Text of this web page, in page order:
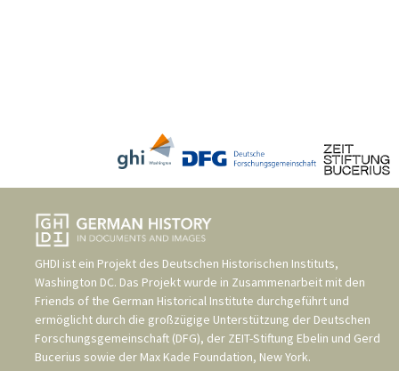
GHDI ist ein Projekt des Deutschen Historischen Instituts,
Washington DC. Das Projekt wurde in Zusammenarbeit mit den
Friends of the German Historical Institute durchgeführt und
ermöglicht durch die großzügige Unterstützung der Deutschen
Forschungsgemeinschaft (DFG), der ZEIT-Stiftung Ebelin und Gerd
Bucerius sowie der Max Kade Foundation, New York.